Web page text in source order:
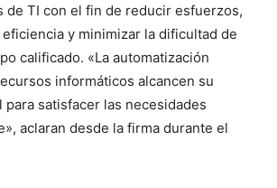
de TI con el fin de reducir esfuerzos,
y minimizar la dificultad de
calificado. «La automatización
informáticos alcancen su
para satisfacer las necesidades
aclaran desde la firma durante el